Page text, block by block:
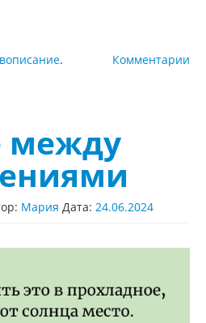
Комментарии
.
между
Мария Дата: 24.06.2024